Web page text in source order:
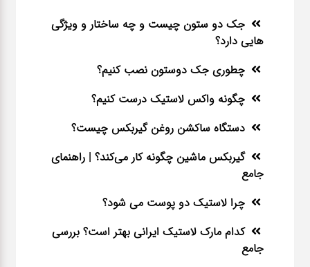
جک دو ستون چیست و چه ساختار و ویژگی
هایی دارد؟
چطوری جک دوستون نصب کنیم؟
چگونه واکس لاستیک درست کنیم؟
دستگاه ساکشن روغن گیربکس چیست؟
گیربکس ماشین چگونه کار می‌کند؟ | راهنمای
جامع
چرا لاستیک دو پوست می شود؟
کدام مارک لاستیک ایرانی بهتر است؟ بررسی
جامع